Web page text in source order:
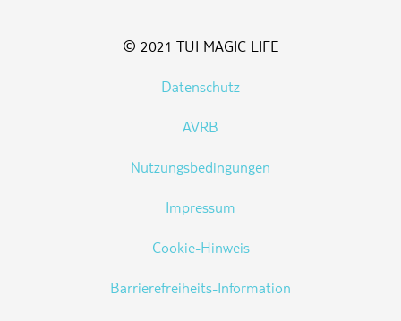
© 2021 TUI MAGIC LIFE
Datenschutz
AVRB
Nutzungsbedingungen
Impressum
Cookie-Hinweis
Barrierefreiheits-Information